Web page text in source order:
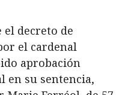
el decreto de
el cardenal
aprobación
en su sentencia,